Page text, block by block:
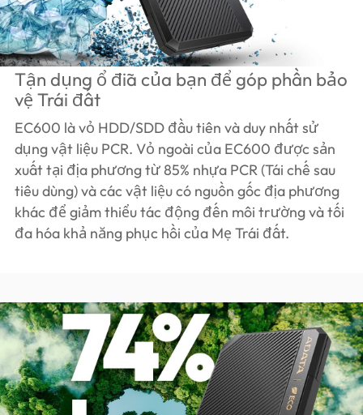
Tận dụng ổ đĩa của bạn để góp phần bảo
vệ Trái đất
EC600 là vỏ HDD/SDD đầu tiên và duy nhất sử
dụng vật liệu PCR. Vỏ ngoài của EC600 được sản
xuất tại địa phương từ 85% nhựa PCR (Tái chế sau
tiêu dùng) và các vật liệu có nguồn gốc địa phương
khác để giảm thiểu tác động đến môi trường và tối
đa hóa khả năng phục hồi của Mẹ Trái đất.